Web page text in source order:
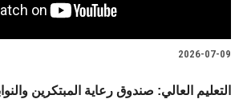
2026-07-09
التعليم العالي: صندوق رعاية المبتكرين